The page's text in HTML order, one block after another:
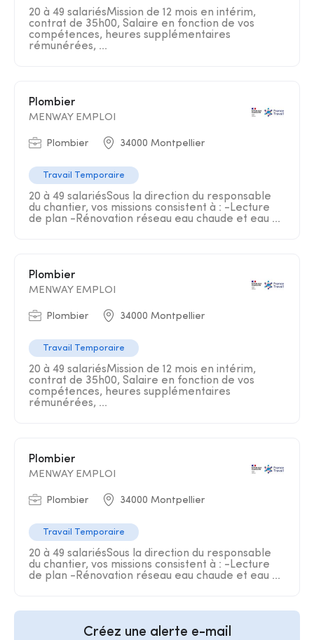
20 à 49 salariésMission de 12 mois en intérim,
contrat de 35h00, Salaire en fonction de vos
compétences, heures supplémentaires
rémunérées, ...
Plombier
MENWAY EMPLOI
Plombier 34000 Montpellier
Travail Temporaire
20 à 49 salariésSous la direction du responsable
du chantier, vos missions consistent à : -Lecture
de plan -Rénovation réseau eau chaude et eau ...
Plombier
MENWAY EMPLOI
Plombier 34000 Montpellier
Travail Temporaire
20 à 49 salariésMission de 12 mois en intérim,
contrat de 35h00, Salaire en fonction de vos
compétences, heures supplémentaires
rémunérées, ...
Plombier
MENWAY EMPLOI
Plombier 34000 Montpellier
Travail Temporaire
20 à 49 salariésSous la direction du responsable
du chantier, vos missions consistent à : -Lecture
de plan -Rénovation réseau eau chaude et eau ...
Créez une alerte e-mail